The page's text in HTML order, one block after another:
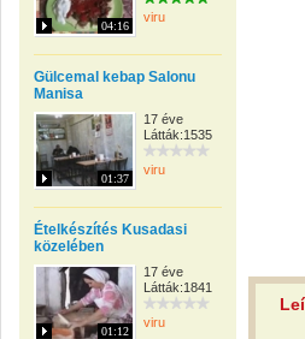
04:16
viru
Gülcemal kebap Salonu
Manisa
01:37
17 éve
Látták:1535
viru
Ételkészítés Kusadasi
közelében
01:12
17 éve
Látták:1841
viru